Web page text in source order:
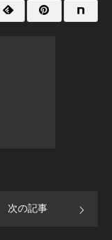
次の記事